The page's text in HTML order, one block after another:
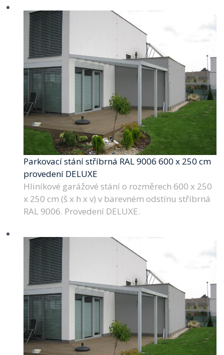
Parkovací stání stříbrná RAL 9006 600 x 250 cm
provedení DELUXE
Hliníkové garážové stání o rozměrech 600 x 250
x 250 cm (š x h x v) v barevném odstínu stříbrná
RAL 9006. Provedení DELUXE.